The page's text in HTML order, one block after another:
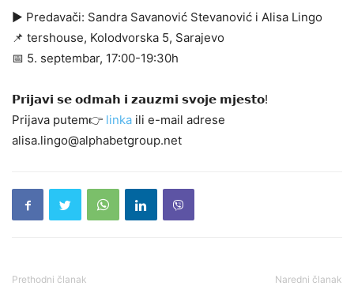
▶ Predavači: Sandra Savanović Stevanović i Alisa Lingo
📌 tershouse, Kolodvorska 5, Sarajevo
📅 5. septembar, 17:00-19:30h
𝗣𝗿𝗶𝗷𝗮𝘃𝗶 𝘀𝗲 𝗼𝗱𝗺𝗮𝗵 𝗶 𝘇𝗮𝘂𝘇𝗺𝗶 𝘀𝘃𝗼𝗷𝗲 𝗺𝗷𝗲𝘀𝘁𝗼!
Prijava putem👉 linka ili e-mail adrese
alisa.lingo@alphabetgroup.net
Prethodni članak Naredni članak